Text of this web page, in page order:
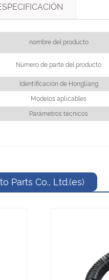
nombre del producto
Número de parte del producto
Identificación de Hongliang
Modelos aplicables
Parámetros técnicos
Parts Co., Ltd.(es)